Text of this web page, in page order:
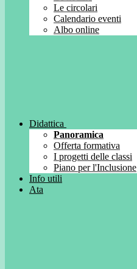
Le circolari
Calendario eventi
Albo online
Didattica
Panoramica
Offerta formativa
I progetti delle classi
Piano per l'Inclusione
Info utili
Ata